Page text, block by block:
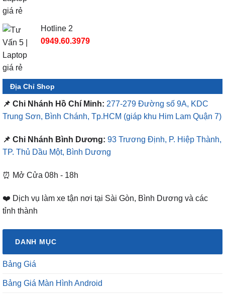
Hotline 2
0949.60.3979
Địa Chỉ Shop
📌 Chi Nhánh Hồ Chí Minh: 277-279 Đường số 9A, KDC
Trung Sơn, Bình Chánh, Tp.HCM (giáp khu Him Lam Quận 7)
📌 Chi Nhánh Bình Dương: 93 Trương Định, P. Hiệp Thành,
TP. Thủ Dầu Một, Bình Dương
⏰ Mở Cửa 08h - 18h
❤️ Dịch vụ làm xe tận nơi tại Sài Gòn, Bình Dương và các
tỉnh thành
DANH MỤC
Bảng Giá
Bảng Giá Màn Hình Android